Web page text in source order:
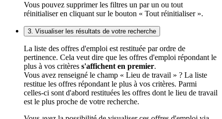
Vous pouvez supprimer les filtres un par un ou tout
réinitialiser en cliquant sur le bouton « Tout réinitialiser ».
3. Visualiser les résultats de votre recherche
La liste des offres d'emploi est restituée par ordre de
pertinence. Cela veut dire que les offres d'emploi répondant le
plus à vos critères s'affichent en premier.
Vous avez renseigné le champ « Lieu de travail » ? La liste
restitue les offres répondant le plus à vos critères. Parmi
celles-ci sont d'abord restituées les offres dont le lieu de travail
est le plus proche de votre recherche.